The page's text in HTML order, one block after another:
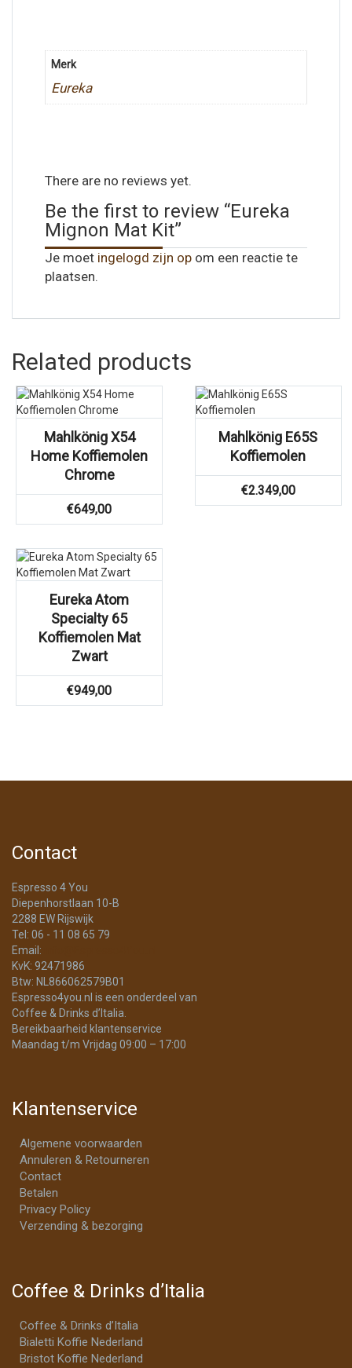
Merk
Eureka
There are no reviews yet.
Be the first to review “Eureka
Mignon Mat Kit”
Je moet ingelogd zijn op om een reactie te
plaatsen.
Related products
Mahlkönig X54
Home Koffiemolen
Chrome
€649,00
Mahlkönig E65S
Koffiemolen
€2.349,00
Eureka Atom
Specialty 65
Koffiemolen Mat
Zwart
€949,00
Contact
Espresso 4 You
Diepenhorstlaan 10-B
2288 EW Rijswijk
Tel: 06 - 11 08 65 79
Email:
KvK: 92471986
Btw: NL866062579B01
Espresso4you.nl is een onderdeel van
Coffee & Drinks d’Italia.
Bereikbaarheid klantenservice
Maandag t/m Vrijdag 09:00 – 17:00
Klantenservice
Algemene voorwaarden
Annuleren & Retourneren
Contact
Betalen
Privacy Policy
Verzending & bezorging
Coffee & Drinks d’Italia
Coffee & Drinks d’Italia
Bialetti Koffie Nederland
Bristot Koffie Nederland